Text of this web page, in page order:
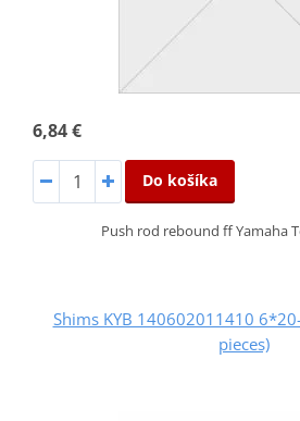
6,84 €
Do košíka
Push rod rebound ff Yamaha
Shims KYB 140602011410
pieces)